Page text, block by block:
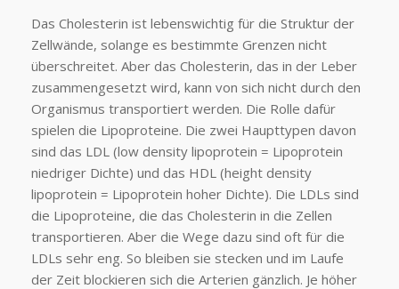
Das Cholesterin ist lebenswichtig für die Struktur der
Zellwände, solange es bestimmte Grenzen nicht
überschreitet. Aber das Cholesterin, das in der Leber
zusammengesetzt wird, kann von sich nicht durch den
Organismus transportiert werden. Die Rolle dafür
spielen die Lipoproteine. Die zwei Haupttypen davon
sind das LDL (low density lipoprotein = Lipoprotein
niedriger Dichte) und das HDL (height density
lipoprotein = Lipoprotein hoher Dichte). Die LDLs sind
die Lipoproteine, die das Cholesterin in die Zellen
transportieren. Aber die Wege dazu sind oft für die
LDLs sehr eng. So bleiben sie stecken und im Laufe
der Zeit blockieren sich die Arterien gänzlich. Je höher